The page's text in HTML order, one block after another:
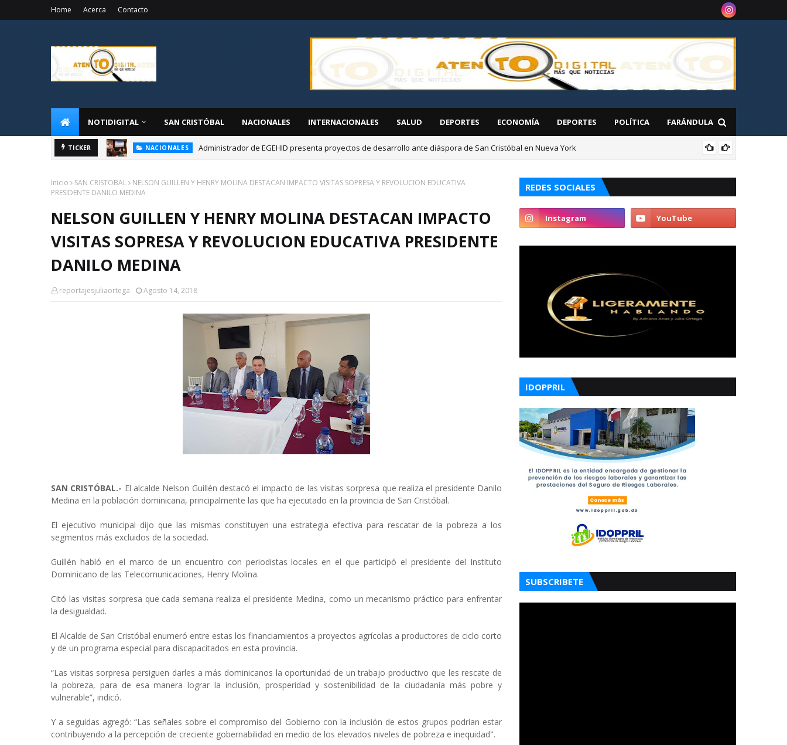
Home Acerca Contacto
NOTIDIGITAL SAN CRISTÓBAL NACIONALES INTERNACIONALES SALUD DEPORTES ECONOMÍA DEPORTES POLÍTICA FARÁNDULA
TICKER
NACIONALES Administrador de EGEHID presenta proyectos de desarrollo ante diáspora de San Cristóbal en Nueva York
NACIONALES CONADIS realizará jornada de inclusión social "CONADIS para Todos" en San Juan de la Maguana
Inicio SAN CRISTOBAL
NELSON GUILLEN Y HENRY MOLINA DESTACAN IMPACTO VISITAS SOPRESA Y REVOLUCION EDUCATIVA
PRESIDENTE DANILO MEDINA
NELSON GUILLEN Y HENRY MOLINA DESTACAN IMPACTO
VISITAS SOPRESA Y REVOLUCION EDUCATIVA PRESIDENTE
DANILO MEDINA
reportajesjuliaortega Agosto 14, 2018
SAN CRISTÓBAL.- El alcalde Nelson Guillén destacó el impacto de las visitas sorpresa que realiza el presidente Danilo
Medina en la población dominicana, principalmente las que ha ejecutado en la provincia de San Cristóbal.
El ejecutivo municipal dijo que las mismas constituyen una estrategia efectiva para rescatar de la pobreza a los
segmentos más excluidos de la sociedad.
Guillén habló en el marco de un encuentro con periodistas locales en el que participó el presidente del Instituto
Dominicano de las Telecomunicaciones, Henry Molina.
Citó las visitas sorpresa que cada semana realiza el presidente Medina, como un mecanismo práctico para enfrentar
la desigualdad.
El Alcalde de San Cristóbal enumeró entre estas los financiamientos a proyectos agrícolas a productores de ciclo corto
y de un programa especial para discapacitados en esta provincia.
“Las visitas sorpresa persiguen darles a más dominicanos la oportunidad de un trabajo productivo que les rescate de
la pobreza, para de esa manera lograr la inclusión, prosperidad y sostenibilidad de la ciudadanía más pobre y
vulnerable”, indicó.
Y a seguidas agregó: “Las señales sobre el compromiso del Gobierno con la inclusión de estos grupos podrían estar
contribuyendo a la percepción de creciente gobernabilidad en medio de los elevados niveles de pobreza e inequidad".
REDES SOCIALES
IDOPPRIL
SUBSCRIBETE